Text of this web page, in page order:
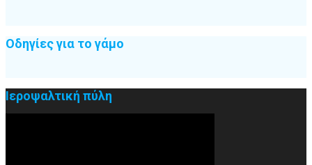
Οδηγίες για το γάμο
Ιεροψαλτική πύλη